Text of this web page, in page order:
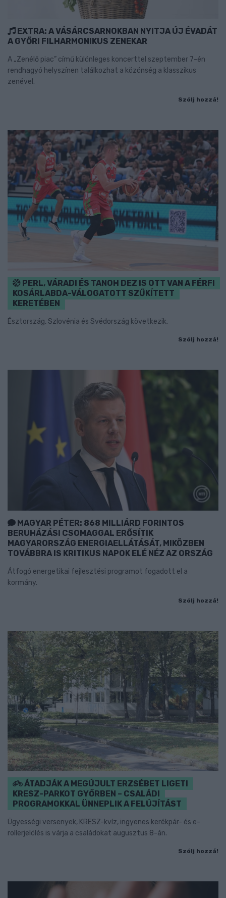
EXTRA: A VÁSÁRCSARNOKBAN NYITJA ÚJ ÉVADÁT
A GYŐRI FILHARMONIKUS ZENEKAR
A „Zenélő piac” című különleges koncerttel szeptember 7-én
rendhagyó helyszínen találkozhat a közönség a klasszikus
zenével.
Szólj hozzá!
PERL, VÁRADI ÉS TANOH DEZ IS OTT VAN A FÉRFI
KOSÁRLABDA-VÁLOGATOTT SZŰKÍTETT
KERETÉBEN
Észtország, Szlovénia és Svédország következik.
Szólj hozzá!
MAGYAR PÉTER: 868 MILLIÁRD FORINTOS
BERUHÁZÁSI CSOMAGGAL ERŐSÍTIK
MAGYARORSZÁG ENERGIAELLÁTÁSÁT, MIKÖZBEN
TOVÁBBRA IS KRITIKUS NAPOK ELÉ NÉZ AZ ORSZÁG
Átfogó energetikai fejlesztési programot fogadott el a
kormány.
Szólj hozzá!
ÁTADJÁK A MEGÚJULT ERZSÉBET LIGETI
KRESZ-PARKOT GYŐRBEN – CSALÁDI
PROGRAMOKKAL ÜNNEPLIK A FELÚJÍTÁST
Ügyességi versenyek, KRESZ-kvíz, ingyenes kerékpár- és e-
rollerjelölés is várja a családokat augusztus 8-án.
Szólj hozzá!